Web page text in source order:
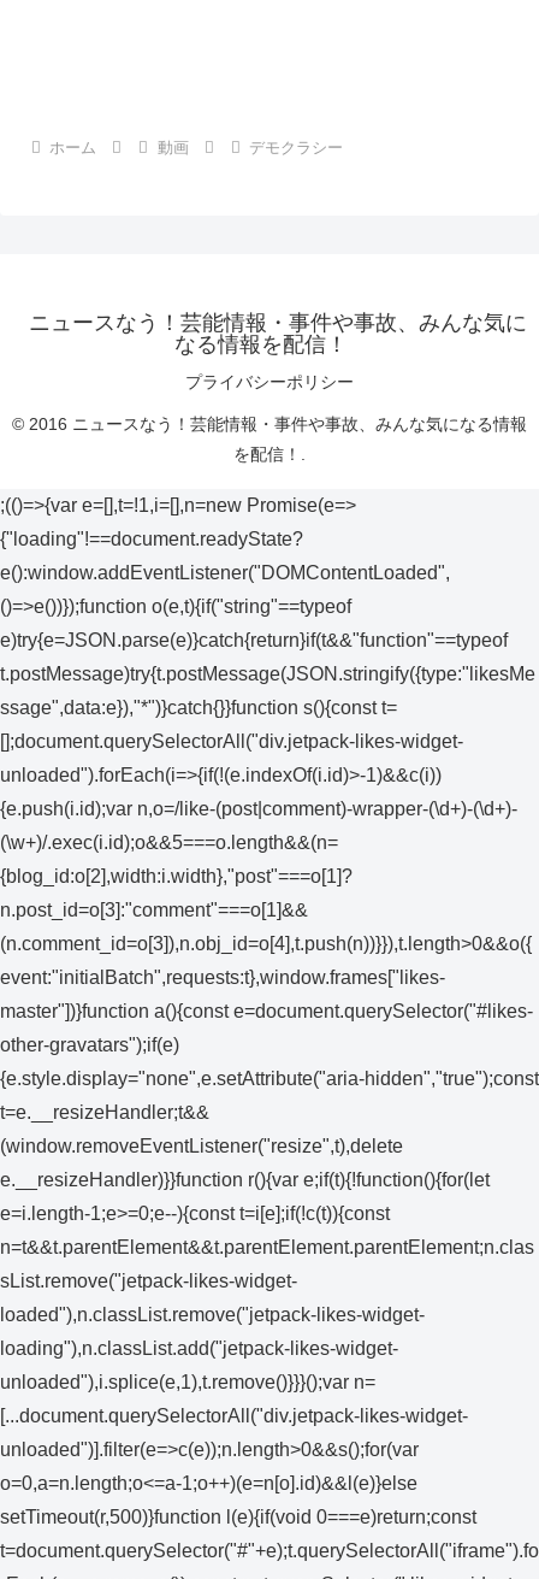
ホーム 動画 デモクラシー
ニュースなう！芸能情報・事件や事故、みんな気に
なる情報を配信！
プライバシーポリシー
© 2016 ニュースなう！芸能情報・事件や事故、みんな気になる情報
を配信！.
;(()=>{var e=[],t=!1,i=[],n=new Promise(e=>
{"loading"!==document.readyState?
e():window.addEventListener("DOMContentLoaded",
()=>e())});function o(e,t){if("string"==typeof
e)try{e=JSON.parse(e)}catch{return}if(t&&"function"==typeof
t.postMessage)try{t.postMessage(JSON.stringify({type:"likesMe
ssage",data:e}),"*")}catch{}}function s(){const t=
[];document.querySelectorAll("div.jetpack-likes-widget-
unloaded").forEach(i=>{if(!(e.indexOf(i.id)>-1)&&c(i))
{e.push(i.id);var n,o=/like-(post|comment)-wrapper-(\d+)-(\d+)-
(\w+)/.exec(i.id);o&&5===o.length&&(n=
{blog_id:o[2],width:i.width},"post"===o[1]?
n.post_id=o[3]:"comment"===o[1]&&
(n.comment_id=o[3]),n.obj_id=o[4],t.push(n))}}),t.length>0&&o({
event:"initialBatch",requests:t},window.frames["likes-
master"])}function a(){const e=document.querySelector("#likes-
other-gravatars");if(e)
{e.style.display="none",e.setAttribute("aria-hidden","true");const
t=e.__resizeHandler;t&&
(window.removeEventListener("resize",t),delete
e.__resizeHandler)}}function r(){var e;if(t){!function(){for(let
e=i.length-1;e>=0;e--){const t=i[e];if(!c(t)){const
n=t&&t.parentElement&&t.parentElement.parentElement;n.clas
sList.remove("jetpack-likes-widget-
loaded"),n.classList.remove("jetpack-likes-widget-
loading"),n.classList.add("jetpack-likes-widget-
unloaded"),i.splice(e,1),t.remove()}}}();var n=
[...document.querySelectorAll("div.jetpack-likes-widget-
unloaded")].filter(e=>c(e));n.length>0&&s();for(var
o=0,a=n.length;o<=a-1;o++)(e=n[o].id)&&l(e)}else
setTimeout(r,500)}function l(e){if(void 0===e)return;const
t=document.querySelector("#"+e);t.querySelectorAll("iframe").fo